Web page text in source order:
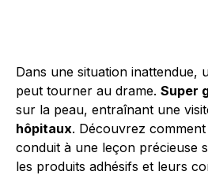
Dans une situation inattendue,
peut tourner au drame. Super
sur la peau, entraînant une
hôpitaux. Découvrez
conduit à une leçon précieuse
les produits adhésifs et leurs